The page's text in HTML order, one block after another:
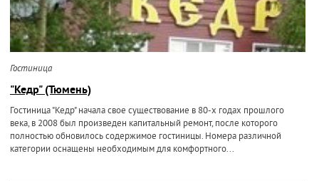
Гостиница
"Кедр" (Тюмень)
Гостиница "Кедр" начала свое существование в 80-х годах прошлого
века, в 2008 был произведен капитальный ремонт, после которого
полностью обновилось содержимое гостиницы. Номера различной
категории оснащены необходимым для комфортного...